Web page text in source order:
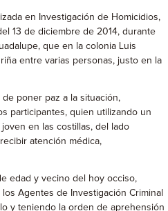
en Investigación de Homicidios,
13 de diciembre de 2014, durante
que en la colonia Luis
entre varias personas, justo en la
de poner paz a la situación,
participantes, quien utilizando un
en las costillas, del lado
atención médica,
edad y vecino del hoy occiso,
Agentes de Investigación Criminal
y teniendo la orden de aprehensión